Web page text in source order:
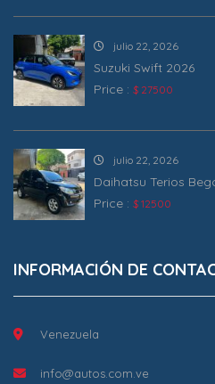
julio 22, 2026
Suzuki Swift 2026
Price : $ 27500
julio 22, 2026
Daihatsu Terios
Price : $ 12500
INFORMACIÓN DE
Venezuela
info@autos.com.ve